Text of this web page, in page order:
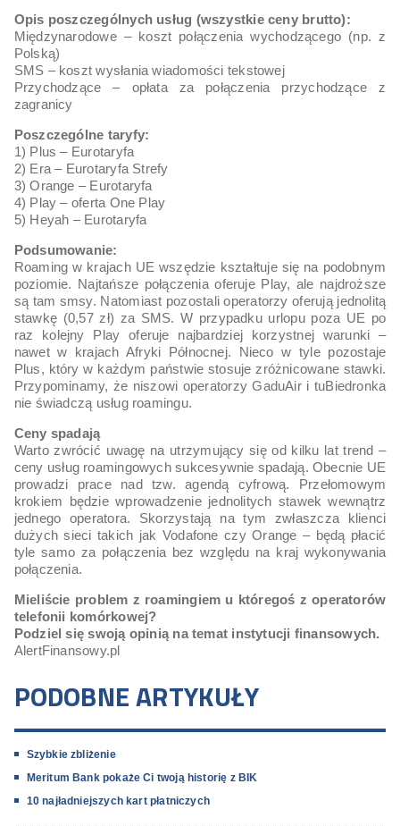
Opis poszczególnych usług (wszystkie ceny brutto):
Międzynarodowe – koszt połączenia wychodzącego (np. z
Polską)
SMS – koszt wysłania wiadomości tekstowej
Przychodzące – opłata za połączenia przychodzące z
zagranicy
Poszczególne taryfy:
1) Plus – Eurotaryfa
2) Era – Eurotaryfa Strefy
3) Orange – Eurotaryfa
4) Play – oferta One Play
5) Heyah – Eurotaryfa
Podsumowanie:
Roaming w krajach UE wszędzie kształtuje się na podobnym
poziomie. Najtańsze połączenia oferuje Play, ale najdroższe
są tam smsy. Natomiast pozostali operatorzy oferują jednolitą
stawkę (0,57 zł) za SMS. W przypadku urlopu poza UE po
raz kolejny Play oferuje najbardziej korzystnej warunki –
nawet w krajach Afryki Północnej. Nieco w tyle pozostaje
Plus, który w każdym państwie stosuje zróżnicowane stawki.
Przypominamy, że niszowi operatorzy GaduAir i tuBiedronka
nie świadczą usług roamingu.
Ceny spadają
Warto zwrócić uwagę na utrzymujący się od kilku lat trend –
ceny usług roamingowych sukcesywnie spadają. Obecnie UE
prowadzi prace nad tzw. agendą cyfrową. Przełomowym
krokiem będzie wprowadzenie jednolitych stawek wewnątrz
jednego operatora. Skorzystają na tym zwłaszcza klienci
dużych sieci takich jak Vodafone czy Orange – będą płacić
tyle samo za połączenia bez względu na kraj wykonywania
połączenia.
Mieliście problem z roamingiem u któregoś z operatorów
telefonii komórkowej?
Podziel się swoją opinią na temat instytucji finansowych.
AlertFinansowy.pl
PODOBNE ARTYKUŁY
Szybkie zbliżenie
Meritum Bank pokaże Ci twoją historię z BIK
10 najładniejszych kart płatniczych